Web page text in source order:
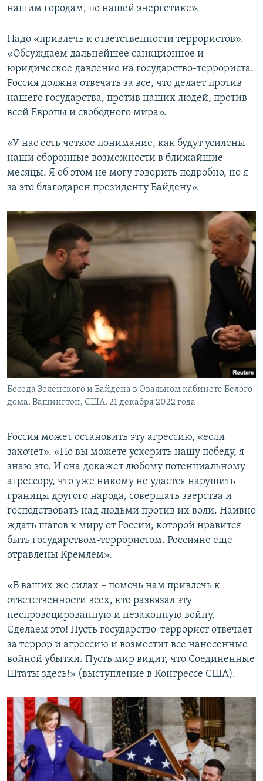
нашим городам, по нашей энергетике».
Надо «привлечь к ответственности террористов».
«Обсуждаем дальнейшее санкционное и
юридическое давление на государство-террориста.
Россия должна отвечать за все, что делает против
нашего государства, против наших людей, против
всей Европы и свободного мира».
«У нас есть четкое понимание, как будут усилены
наши оборонные возможности в ближайшие
месяцы. Я об этом не могу говорить подробно, но я
за это благодарен президенту Байдену».
Беседа Зеленского и Байдена в Овальном кабинете Белого
дома. Вашингтон, США. 21 декабря 2022 года
Россия может остановить эту агрессию, «если
захочет». «Но вы можете ускорить нашу победу, я
знаю это. И она докажет любому потенциальному
агрессору, что уже никому не удастся нарушить
границы другого народа, совершать зверства и
господствовать над людьми против их воли. Наивно
ждать шагов к миру от России, которой нравится
быть государством-террористом. Россияне еще
отравлены Кремлем».
«В ваших же силах – помочь нам привлечь к
ответственности всех, кто развязал эту
неспровоцированную и незаконную войну.
Сделаем это! Пусть государство-террорист отвечает
за террор и агрессию и возместит все нанесенные
войной убытки. Пусть мир видит, что Соединенные
Штаты здесь!» (выступление в Конгрессе США).